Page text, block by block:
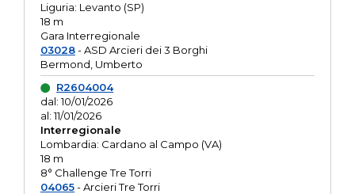
Liguria: Levanto (SP)
18 m
Gara Interregionale
03028- ASD Arcieri dei 3 Borghi
Bermond, Umberto
R2604004
dal: 10/01/2026
al: 11/01/2026
Interregionale
Lombardia: Cardano al Campo (VA)
18 m
8° Challenge Tre Torri
04065- Arcieri Tre Torri